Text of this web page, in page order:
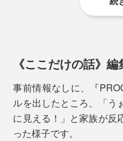
ガラスのカッティングに
《ここだけの話》
事前情報なしに、『
ルを出したところ、「う
に見える！」と家族が反
った様子です。